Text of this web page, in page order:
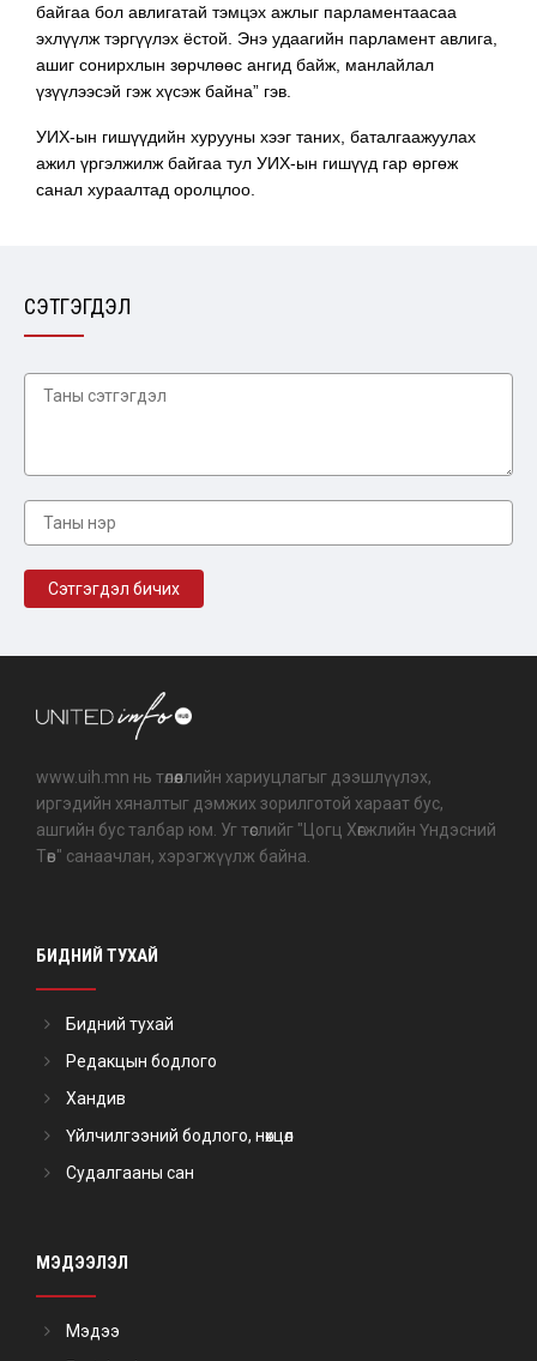
байгаа бол авлигатай тэмцэх ажлыг парламентаасаа
эхлүүлж тэргүүлэх ёстой. Энэ удаагийн парламент авлига,
ашиг сонирхлын зөрчлөөс ангид байж, манлайлал
үзүүлээсэй гэж хүсэж байна” гэв.
УИХ-ын гишүүдийн хурууны хээг таних, баталгаажуулах
ажил үргэлжилж байгаа тул УИХ-ын гишүүд гар өргөж
санал хураалтад оролцлоо.
СЭТГЭГДЭЛ
www.uih.mn нь төлөөллийн хариуцлагыг дээшлүүлэх,
иргэдийн хяналтыг дэмжих зорилготой хараат бус,
ашгийн бус талбар юм. Уг төслийг "Цогц Хөгжлийн Үндэсний
Төв" санаачлан, хэрэгжүүлж байна.
БИДНИЙ ТУХАЙ
Бидний тухай
Редакцын бодлого
Хандив
Үйлчилгээний бодлого, нөхцөл
Судалгааны сан
МЭДЭЭЛЭЛ
Мэдээ